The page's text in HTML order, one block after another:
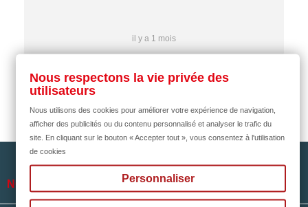
il y a 1 mois
NOTRE SOCIÉTÉ
Nous respectons la vie privée des
utilisateurs
Nous utilisons des cookies pour améliorer votre expérience de navigation,
afficher des publicités ou du contenu personnalisé et analyser le trafic du
site. En cliquant sur le bouton « Accepter tout », vous consentez à l'utilisation
de cookies
Personnaliser